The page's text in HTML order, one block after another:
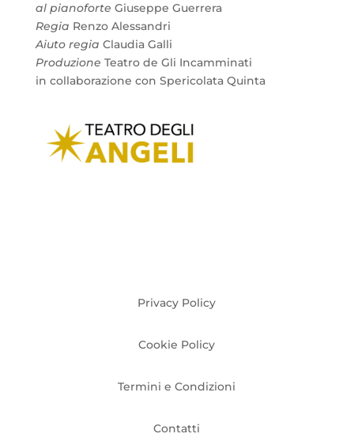
al pianoforte Giuseppe Guerrera
Regia Renzo Alessandri
Aiuto regia Claudia Galli
Produzione Teatro de Gli Incamminati
in collaborazione con Spericolata Quinta
Privacy Policy
Cookie Policy
Termini e Condizioni
Contatti